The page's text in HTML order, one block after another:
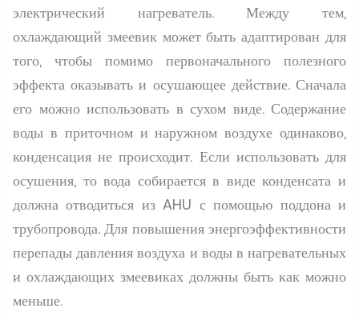
электрический нагреватель. Между тем,
охлаждающий змеевик может быть адаптирован для
того, чтобы помимо первоначального полезного
эффекта оказывать и осушающее действие. Сначала
его можно использовать в сухом виде. Содержание
воды в приточном и наружном воздухе одинаково,
конденсация не происходит. Если использовать для
осушения, то вода собирается в виде конденсата и
должна отводиться из AHU с помощью поддона и
трубопровода. Для повышения энергоэффективности
перепады давления воздуха и воды в нагревательных
и охлаждающих змеевиках должны быть как можно
меньше.